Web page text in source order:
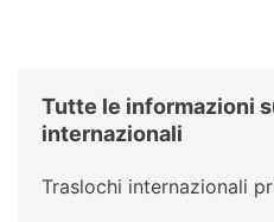
Tutte le informazioni
internazionali
Traslochi internazionali